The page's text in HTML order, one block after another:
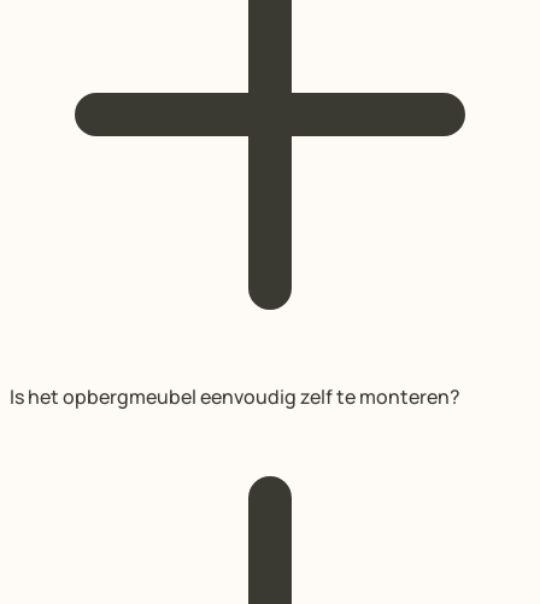
Is het opbergmeubel eenvoudig zelf te monteren?